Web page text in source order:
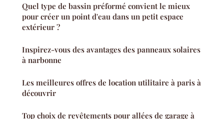
Quel type de bassin préformé convient le mieux
pour créer un point d'eau dans un petit espace
extérieur ?
Inspirez-vous des avantages des panneaux solaires
à narbonne
Les meilleures offres de location utilitaire à paris à
découvrir
Top choix de revêtements pour allées de garage à